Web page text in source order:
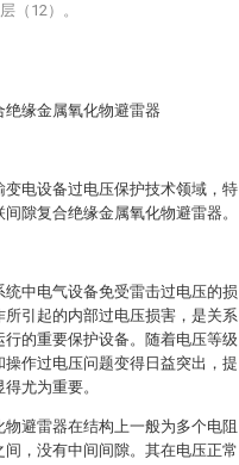
缘金属氧化物避雷器
电设备过电压保护技术领域，特
隙复合绝缘金属氧化物避雷器。
中电气设备免受雷击过电压的损
引起的内部过电压损害，是关系
的重要保护设备。随着电压等级
作过电压问题变得日益突出，提
尤为重要。
避雷器在结构上一般为多个电阻
间，没有中间间隙。其在电压正常
（12）。